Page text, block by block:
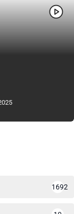
1692